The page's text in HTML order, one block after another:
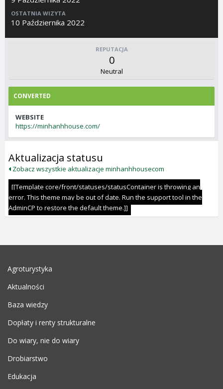
OSTATNIA WIZYTA
10 Października 2022
REPUTACJA
0
Neutral
CONVERTED
WEBSITE
https://minhanhhouse.com/
Aktualizacja statusu
Zobacz wszystkie aktualizacje minhanhhousecom
[[Template core/front/statuses/statusContainer is throwing an
error. This theme may be out of date. Run the support tool in the
AdminCP to restore the default theme.]]
Agroturystyka
Aktualności
Baza wiedzy
Dopłaty i renty strukturalne
Do wiary, nie do wiary
Drobiarstwo
Edukacja